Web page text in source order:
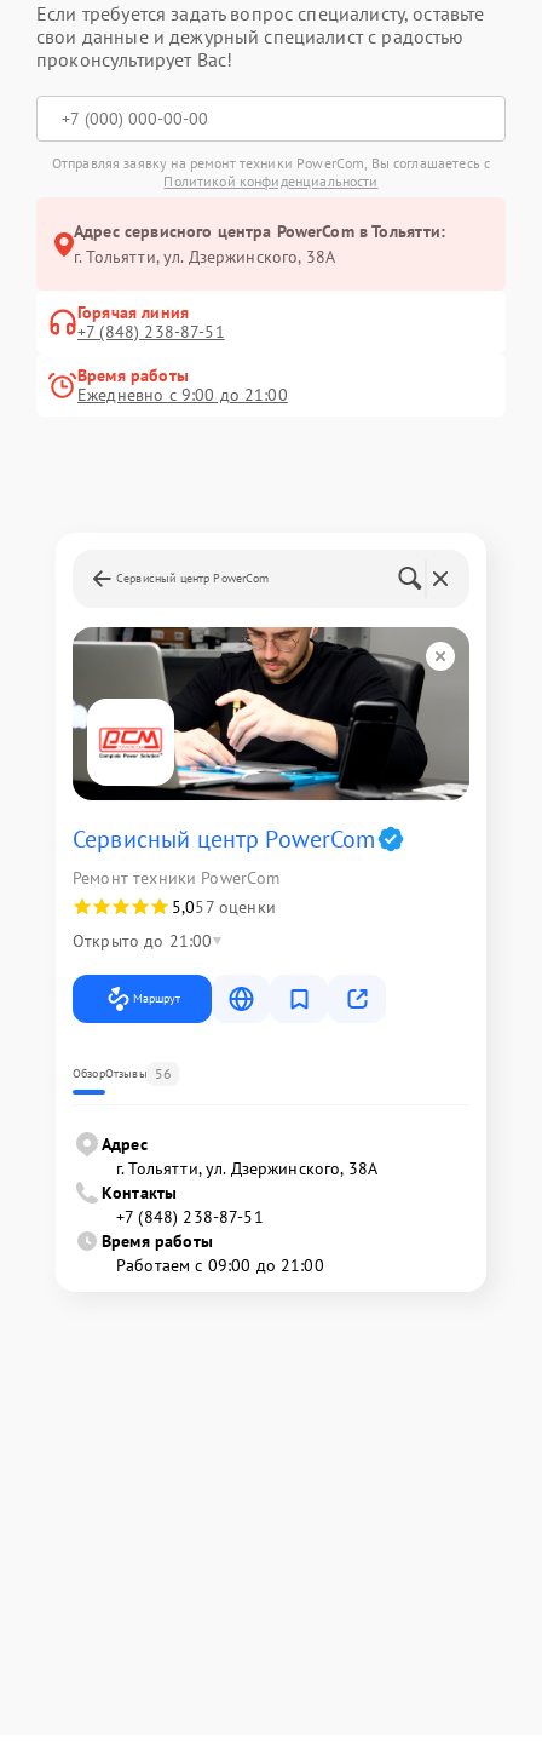
Если требуется задать вопрос специалисту, оставьте
свои данные и дежурный специалист с радостью
проконсультирует Вас!
Отправляя заявку на ремонт техники PowerCom, Вы соглашаетесь с
Политикой конфиденциальности
Адрес сервисного центра PowerCom в Тольятти:
г. Тольятти, ул. Дзержинского, 38А
Горячая линия
+7 (848) 238-87-51
Время работы
Ежедневно с 9:00 до 21:00
Сервисный центр PowerCom
Сервисный центр PowerCom
Ремонт техники PowerCom
5,057 оценки
Открыто до 21:00
Маршрут
ОбзорОтзывы 56
Адрес
г. Тольятти, ул. Дзержинского, 38А
Контакты
+7 (848) 238-87-51
Время работы
Работаем с 09:00 до 21:00